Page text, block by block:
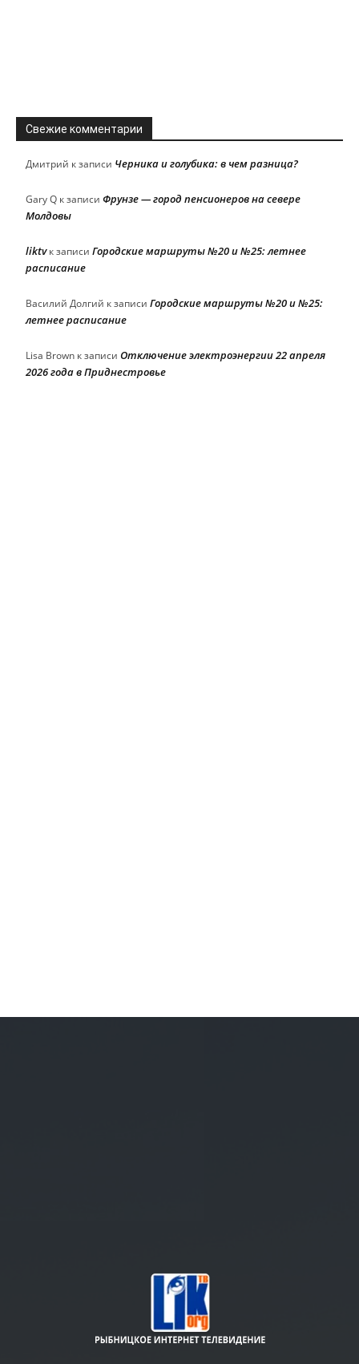
Свежие комментарии
Дмитрий к записи Черника и голубика: в чем разница?
Gary Q к записи Фрунзе — город пенсионеров на севере
Молдовы
liktvк записи Городские маршруты №20 и №25: летнее
расписание
Василий Долгий к записи Городские маршруты №20 и №25:
летнее расписание
Lisa Brown к записи Отключение электроэнергии 22 апреля
2026 года в Приднестровье